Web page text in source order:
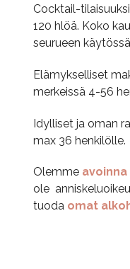
Cocktail-
120 hlöä. Koko
seurueen
Elämykselliset
merkeissä 4-56
Idylliset ja oman
max 36 henkilölle.
Olemme
ole
tuoda omat